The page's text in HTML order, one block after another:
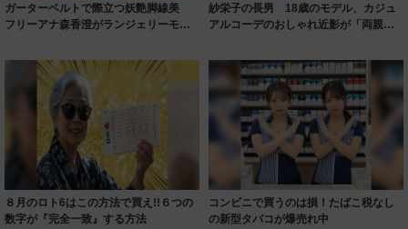
ガーターベルトで際立つ妖艶脚線美
フリーアナ森香澄がランジェリーモデ
紗栄子の長男 18歳のモデル、カジュ
アルコーデのおしゃれ近影が「両親の
８月のロト6はこの方法で買え!!６つの
数字が『完全一致』する方法
コンビニで買うのは損！たばこ税なし
の新型タバコが爆売れ中